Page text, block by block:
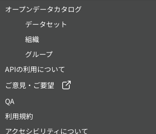
オープンデータカタログ
データセット
組織
グループ
APIの利用について
ご意見・ご要望
QA
利用規約
アクセシビリティについて